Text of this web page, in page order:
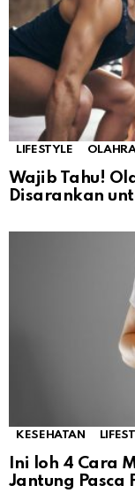
LIFESTYLE
Wajib Tahu!
Disarankan
KESEHATAN
Ini loh 4 Cara
Jantung Pasca